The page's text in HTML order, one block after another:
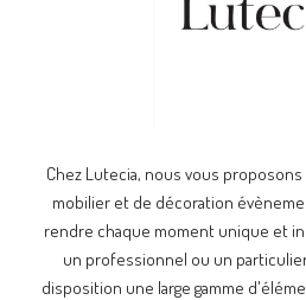
Chez Lutecia, nous vous
mobilier et de décoration
rendre chaque moment unique et
un professionnel ou un
disposition une large gamme